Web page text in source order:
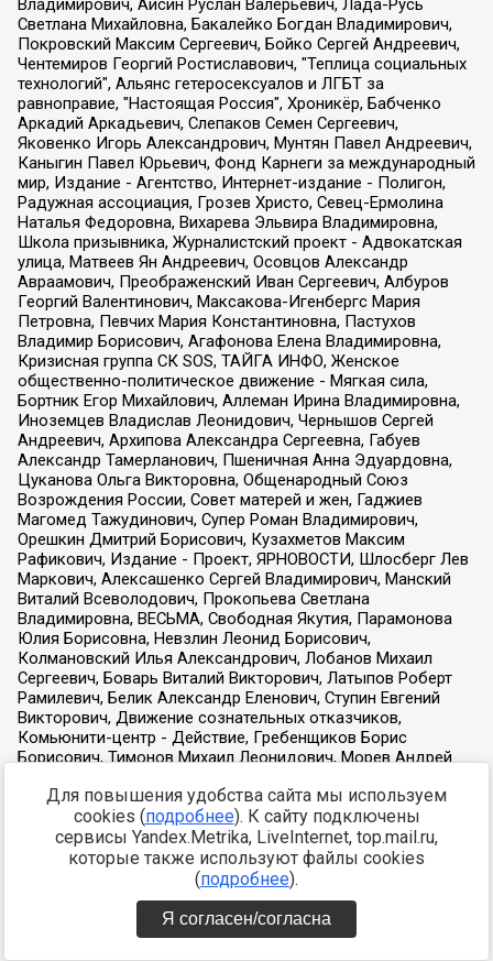
Для повышения удобства сайта мы используем
cookies (подробнее). К сайту подключены
сервисы Yandex.Metrika, LiveInternet, top.mail.ru,
которые также используют файлы cookies
(подробнее).
Я согласен/согласна